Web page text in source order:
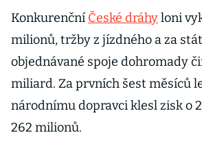
Konkurenční České dráhyloni
milionů, tržby z jízdného a za
objednávané spoje dohromady
miliard. Za prvních šest měsíců
národnímu dopravci klesl zisk o
262 milionů.